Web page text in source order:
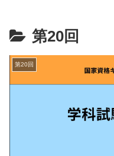
第20回
第20回